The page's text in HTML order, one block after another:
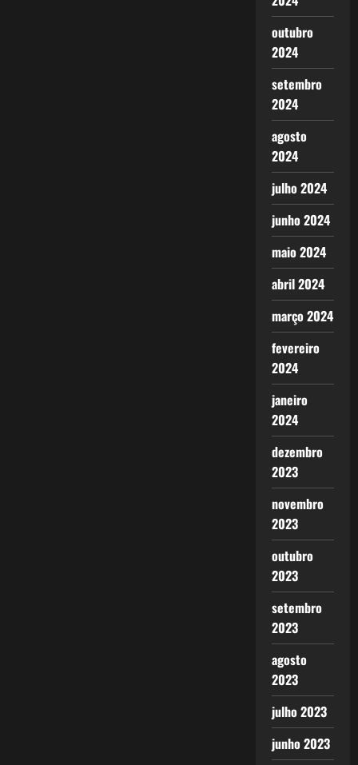
outubro
2024
setembro
2024
agosto
2024
julho 2024
junho 2024
maio 2024
abril 2024
março 2024
fevereiro
2024
janeiro
2024
dezembro
2023
novembro
2023
outubro
2023
setembro
2023
agosto
2023
julho 2023
junho 2023